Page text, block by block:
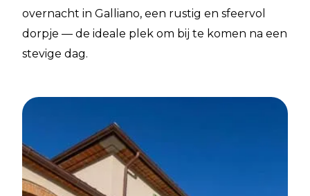
overnacht in Galliano, een rustig en sfeervol
dorpje — de ideale plek om bij te komen na een
stevige dag.